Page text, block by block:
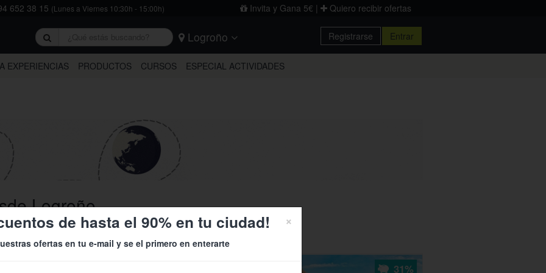
652 38 15 (Lunes a Viernes 10:30h - 15:00h) Invita y Gana 5€ | Quiero recibir ofertas
Logroño Registrarse Entrar
Barcelona Bilbao Burgos
EXPERIENCIAS PRODUCTOS CURSOS ESPECIAL ACTIVIDADES
Logroño
31%
×
de hasta el 90% en tu ciudad!
ofertas en tu e-mail y se el primero en enterarte